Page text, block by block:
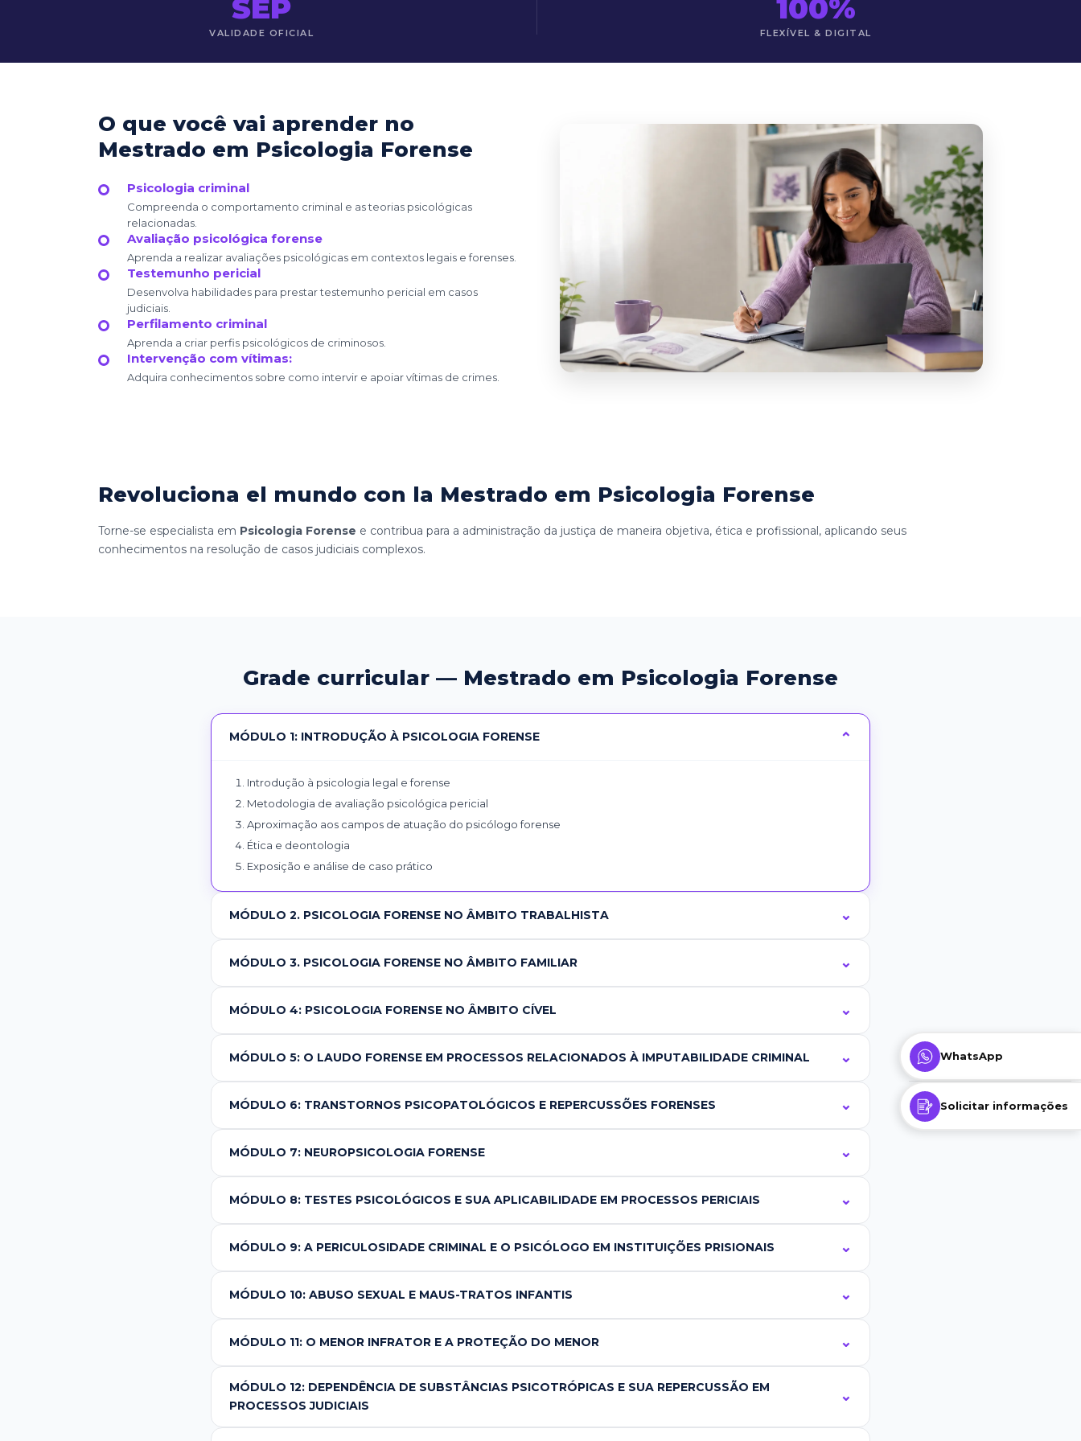
SEP
VALIDADE OFICIAL
100%
FLEXÍVEL & DIGITAL
O que você vai aprender no
Mestrado em Psicologia Forense
Psicologia criminal
Compreenda o comportamento criminal e as teorias psicológicas
relacionadas.
Avaliação psicológica forense
Aprenda a realizar avaliações psicológicas em contextos legais e forenses.
Testemunho pericial
Desenvolva habilidades para prestar testemunho pericial em casos
judiciais.
Perfilamento criminal
Aprenda a criar perfis psicológicos de criminosos.
Intervenção com vítimas:
Adquira conhecimentos sobre como intervir e apoiar vítimas de crimes.
Revoluciona el mundo con la Mestrado em Psicologia Forense
Torne-se especialista em Psicologia Forense e contribua para a administração da justiça de maneira objetiva, ética e profissional, aplicando seus
conhecimentos na resolução de casos judiciais complexos.
Grade curricular — Mestrado em Psicologia Forense
MÓDULO 1: INTRODUÇÃO À PSICOLOGIA FORENSE
Introdução à psicologia legal e forense
Metodologia de avaliação psicológica pericial
Aproximação aos campos de atuação do psicólogo forense
Ética e deontologia
Exposição e análise de caso prático
MÓDULO 2. PSICOLOGIA FORENSE NO ÂMBITO TRABALHISTA
MÓDULO 3. PSICOLOGIA FORENSE NO ÂMBITO FAMILIAR
MÓDULO 4: PSICOLOGIA FORENSE NO ÂMBITO CÍVEL
MÓDULO 5: O LAUDO FORENSE EM PROCESSOS RELACIONADOS À IMPUTABILIDADE CRIMINAL
MÓDULO 6: TRANSTORNOS PSICOPATOLÓGICOS E REPERCUSSÕES FORENSES
MÓDULO 7: NEUROPSICOLOGIA FORENSE
MÓDULO 8: TESTES PSICOLÓGICOS E SUA APLICABILIDADE EM PROCESSOS PERICIAIS
MÓDULO 9: A PERICULOSIDADE CRIMINAL E O PSICÓLOGO EM INSTITUIÇÕES PRISIONAIS
MÓDULO 10: ABUSO SEXUAL E MAUS-TRATOS INFANTIS
MÓDULO 11: O MENOR INFRATOR E A PROTEÇÃO DO MENOR
MÓDULO 12: DEPENDÊNCIA DE SUBSTÂNCIAS PSICOTRÓPICAS E SUA REPERCUSSÃO EM
PROCESSOS JUDICIAIS
WhatsApp
Solicitar informações